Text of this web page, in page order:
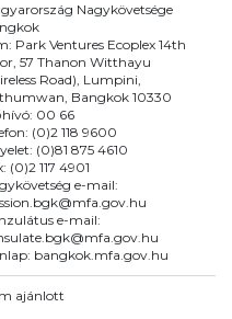
Nagykövetsége
Park Ventures Ecoplex 14th
57 Thanon Witthayu
Road), Lumpini,
Bangkok 10330
00 66
(0)2 118 9600
(0)81 875 4610
(0)2 117 4901
e-mail:
e-mail:
bangkok.mfa.gov.hu
ajánlott